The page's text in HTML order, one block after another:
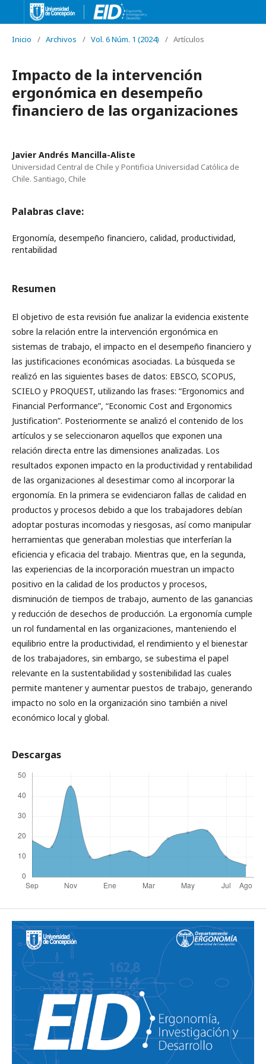
Inicio / Archivos / Vol. 6 Núm. 1 (2024) / Artículos
Impacto de la intervención
ergonómica en desempeño
financiero de las organizaciones
Javier Andrés Mancilla-Aliste
Universidad Central de Chile y Pontificia Universidad Católica de
Chile. Santiago, Chile
Palabras clave:
Ergonomía, desempeño financiero, calidad, productividad,
rentabilidad
Resumen
El objetivo de esta revisión fue analizar la evidencia existente
sobre la relación entre la intervención ergonómica en
sistemas de trabajo, el impacto en el desempeño financiero y
las justificaciones económicas asociadas. La búsqueda se
realizó en las siguientes bases de datos: EBSCO, SCOPUS,
SCIELO y PROQUEST, utilizando las frases: “Ergonomics and
Financial Performance”, “Economic Cost and Ergonomics
Justification”. Posteriormente se analizó el contenido de los
artículos y se seleccionaron aquellos que exponen una
relación directa entre las dimensiones analizadas. Los
resultados exponen impacto en la productividad y rentabilidad
de las organizaciones al desestimar como al incorporar la
ergonomía. En la primera se evidenciaron fallas de calidad en
productos y procesos debido a que los trabajadores debían
adoptar posturas incomodas y riesgosas, así como manipular
herramientas que generaban molestias que interferían la
eficiencia y eficacia del trabajo. Mientras que, en la segunda,
las experiencias de la incorporación muestran un impacto
positivo en la calidad de los productos y procesos,
disminución de tiempos de trabajo, aumento de las ganancias
y reducción de desechos de producción. La ergonomía cumple
un rol fundamental en las organizaciones, manteniendo el
equilibrio entre la productividad, el rendimiento y el bienestar
de los trabajadores, sin embargo, se subestima el papel
relevante en la sustentabilidad y sostenibilidad las cuales
permite mantener y aumentar puestos de trabajo, generando
impacto no solo en la organización sino también a nivel
económico local y global.
Descargas